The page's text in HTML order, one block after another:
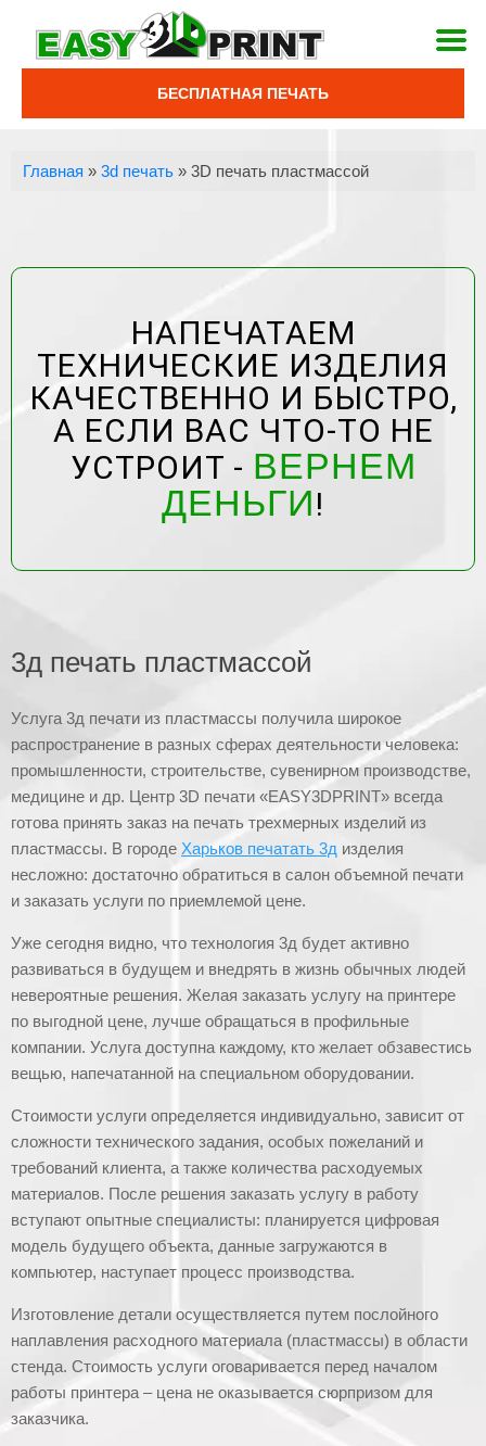
БЕСПЛАТНАЯ ПЕЧАТЬ
Главная »3d печать »3D печать пластмассой
НАПЕЧАТАЕМ
ТЕХНИЧЕСКИЕ ИЗДЕЛИЯ
КАЧЕСТВЕННО И БЫСТРО,
А ЕСЛИ ВАС ЧТО-ТО НЕ
УСТРОИТ - ВЕРНЕМ
ДЕНЬГИ!
3д печать пластмассой
Услуга 3д печати из пластмассы получила широкое
распространение в разных сферах деятельности человека:
промышленности, строительстве, сувенирном производстве,
медицине и др. Центр 3D печати «EASY3DPRINT» всегда
готова принять заказ на печать трехмерных изделий из
пластмассы. В городе Харьков печатать 3д изделия
несложно: достаточно обратиться в салон объемной печати
и заказать услуги по приемлемой цене.
Уже сегодня видно, что технология 3д будет активно
развиваться в будущем и внедрять в жизнь обычных людей
невероятные решения. Желая заказать услугу на принтере
по выгодной цене, лучше обращаться в профильные
компании. Услуга доступна каждому, кто желает обзавестись
вещью, напечатанной на специальном оборудовании.
Стоимости услуги определяется индивидуально, зависит от
сложности технического задания, особых пожеланий и
требований клиента, а также количества расходуемых
материалов. После решения заказать услугу в работу
вступают опытные специалисты: планируется цифровая
модель будущего объекта, данные загружаются в
компьютер, наступает процесс производства.
Изготовление детали осуществляется путем послойного
наплавления расходного материала (пластмассы) в области
стенда. Стоимость услуги оговаривается перед началом
работы принтера – цена не оказывается сюрпризом для
заказчика.